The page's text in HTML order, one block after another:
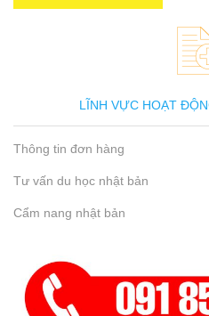
LĨNH VỰC HOẠT
Thông tin đơn hàng
Tư vấn du học nhật bản
Cẩm nang nhật bản